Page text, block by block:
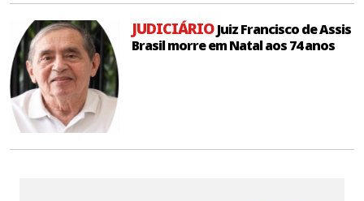
JUDICIÁRIOJuiz Francisco de Assis
Brasil morre em Natal aos 74 anos